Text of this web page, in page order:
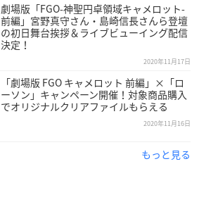
劇場版「FGO-神聖円卓領域キャメロット-
前編」宮野真守さん・島崎信長さんら登壇
の初日舞台挨拶＆ライブビューイング配信
決定！
2020年11月17日
「劇場版 FGO キャメロット 前編」×「ロ
ーソン」キャンペーン開催！対象商品購入
でオリジナルクリアファイルもらえる
2020年11月16日
もっと見る